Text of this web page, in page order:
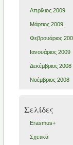
Απρίλιος 2009
Μάρτιος 2009
Φεβρουάριος
Ιανουάριος 2009
Δεκέμβριος 2008
Νοέμβριος 2008
Σελίδες
Erasmus+
Σχετικά